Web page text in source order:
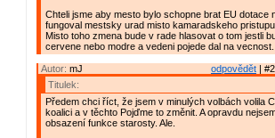
Chteli jsme aby mesto bylo schopne brat EU dotace
fungoval mestsky urad misto kamaradskeho
Misto toho zmena bude v rade hlasovat o tom jestli
cervene nebo modre a vedeni pojede dal na vecnost.
odpovědět |
Autor: mJ
Titulek:
Předem chci říct, že jsem v minulých volbách volila
koalici a v těchto Pojďme to změnit. A opravdu
obsazení funkce starosty. Ale.